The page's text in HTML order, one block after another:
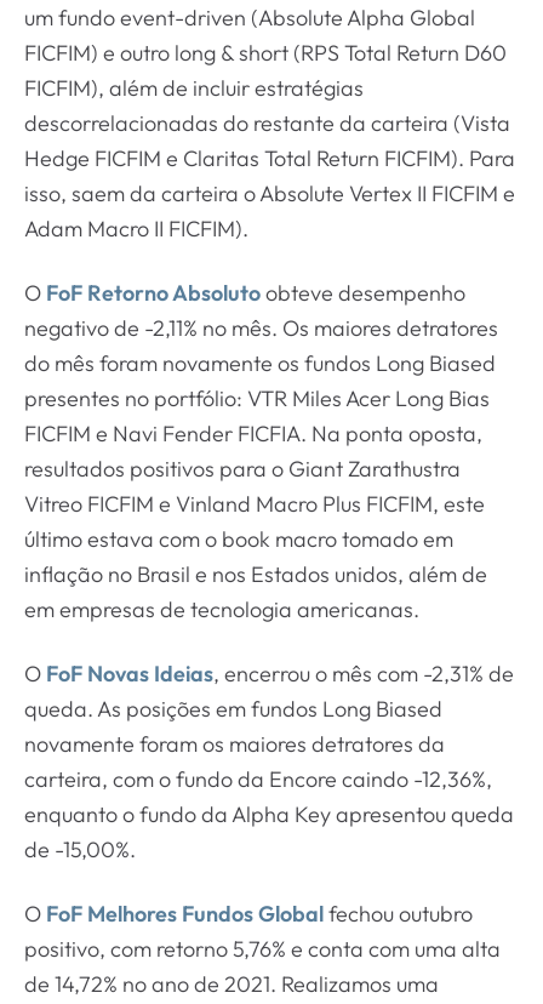
um fundo event-driven (Absolute Alpha Global
FICFIM) e outro long & short (RPS Total Return D60
FICFIM), além de incluir estratégias
descorrelacionadas do restante da carteira (Vista
Hedge FICFIM e Claritas Total Return FICFIM). Para
isso, saem da carteira o Absolute Vertex II FICFIM e
Adam Macro II FICFIM).
O FoF Retorno Absolutoobteve desempenho
negativo de -2,11% no mês. Os maiores detratores
do mês foram novamente os fundos Long Biased
presentes no portfólio: VTR Miles Acer Long Bias
FICFIM e Navi Fender FICFIA. Na ponta oposta,
resultados positivos para o Giant Zarathustra
Vitreo FICFIM e Vinland Macro Plus FICFIM, este
último estava com o book macro tomado em
inflação no Brasil e nos Estados unidos, além de
em empresas de tecnologia americanas.
O FoF Novas Ideias, encerrou o mês com -2,31% de
queda. As posições em fundos Long Biased
novamente foram os maiores detratores da
carteira, com o fundo da Encore caindo -12,36%,
enquanto o fundo da Alpha Key apresentou queda
de -15,00%.
O FoF Melhores Fundos Globalfechou outubro
positivo, com retorno 5,76% e conta com uma alta
de 14,72% no ano de 2021. Realizamos uma